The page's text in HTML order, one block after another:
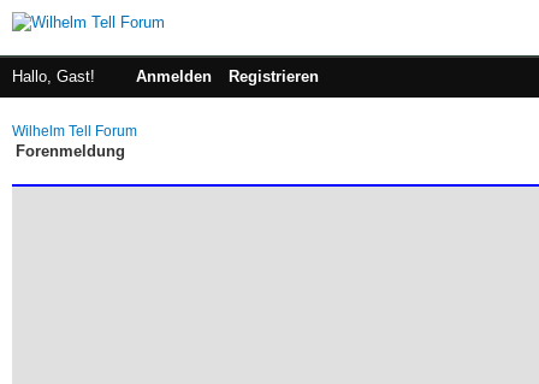
Hallo, Gast! Anmelden Registrieren
Wilhelm Tell Forum
Forenmeldung